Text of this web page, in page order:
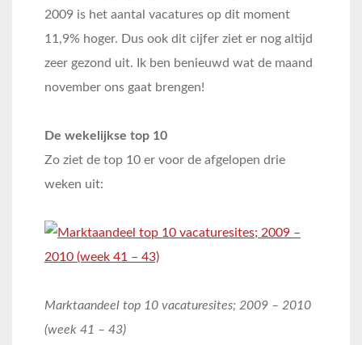
2009 is het aantal vacatures op dit moment
11,9% hoger. Dus ook dit cijfer ziet er nog altijd
zeer gezond uit. Ik ben benieuwd wat de maand
november ons gaat brengen!
De wekelijkse top 10
Zo ziet de top 10 er voor de afgelopen drie
weken uit:
Marktaandeel top 10 vacaturesites; 2009 – 2010
(week 41 – 43)